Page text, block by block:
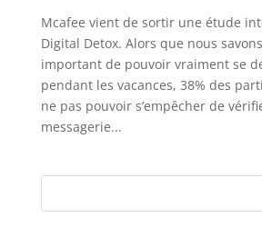
Mcafee vient de sortir une étude
Digital Detox. Alors que nous
important de pouvoir vraiment se
pendant les vacances, 38% des
ne pas pouvoir s’empêcher de
messagerie...